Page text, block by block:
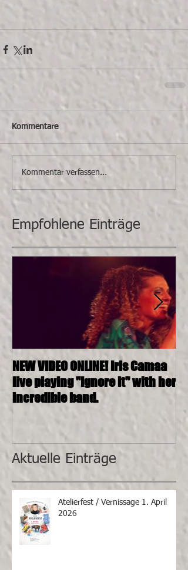
Kommentare
Kommentar verfassen...
Empfohlene Einträge
NEW VIDEO ONLINE! Iris Camaa
live playing "Ignore it" with her
incredible band.
Aktuelle Einträge
Atelierfest / Vernissage 1. April
2026